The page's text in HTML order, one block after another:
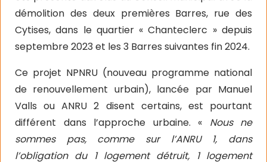
démolition des deux premières Barres, rue des
Cytises, dans le quartier « Chanteclerc » depuis
septembre 2023 et les 3 Barres suivantes fin 2024.
Ce projet NPNRU (nouveau programme national
de renouvellement urbain), lancée par Manuel
Valls ou ANRU 2 disent certains, est pourtant
différent dans l’approche urbaine. « Nous ne
sommes pas, comme sur l’ANRU 1, dans
l’obligation du 1 logement détruit, 1 logement